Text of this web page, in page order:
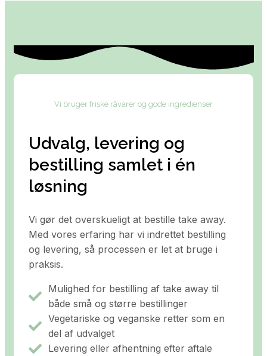
Vi bruger friske råvarer og gode ingredienser
Udvalg, levering og
bestilling samlet i én
løsning
Vi gør det overskueligt at bestille take away.
Med vores erfaring har vi indrettet bestilling
og levering, så processen er let at bruge i
praksis.
Mulighed for bestilling af take away til
både små og større bestillinger
Vegetariske og veganske retter som en
del af udvalget
Levering eller afhentning efter aftale